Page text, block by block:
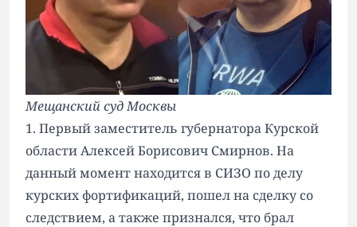
Мещанский суд Москвы
1. Первый заместитель губернатора Курской
области Алексей Борисович Смирнов. На
данный момент находится в СИЗО по делу
курских фортификаций, пошел на сделку со
следствием, а также признался, что брал